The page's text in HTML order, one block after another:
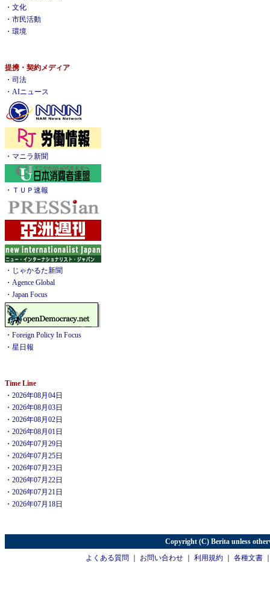
・ 文化
・ 市民活動
・ 環境
提携・契約メディア
・ 司法
・ AIニュース
・ マニラ新聞
・ ＴＵＰ速報
・ じゃかるた新聞
・ Agence Global
・ Japan Focus
・ Foreign Policy In Focus
・ 星日報
Time Line
・ 2026年08月04日
・ 2026年08月03日
・ 2026年08月02日
・ 2026年08月01日
・ 2026年07月29日
・ 2026年07月25日
・ 2026年07月23日
・ 2026年07月22日
・ 2026年07月21日
・ 2026年07月18日
Copyright (C) Berita unless
よくある質問
お問い合わせ 利用規約 各種文書